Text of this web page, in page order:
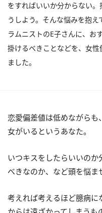
をすればいいか分からない
うしよう。そんな悩みを抱
ラムニストのE子さんに、お
掛けるべきことなどを、女
ました。
恋愛偏差値は低めながら
女がいるというあなた。
いつキスをしたらいいの
べきなのか、など頭を悩ま
考えれば考えるほど臆病に